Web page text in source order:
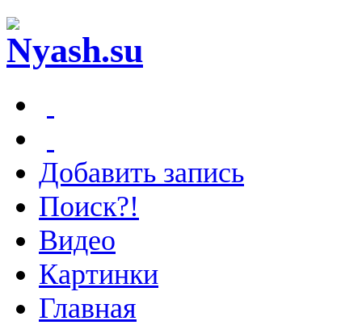
Добавить запись
Поиск?!
Видео
Картинки
Главная